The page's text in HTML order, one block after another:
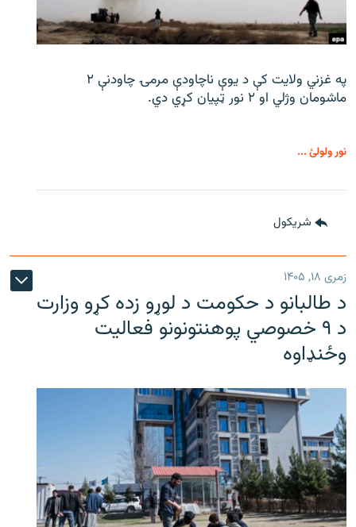
په غزني ولایت کې د یوې ناچاودې مرمۍ چاودنې ۲
ماشومان وژلي او ۲ نور ټپیان کړي دي.
نور ولولئ ...
شريکول
زمری ۱۸, ۱۴۰۵
د طالبانو د حکومت د لوړو زده کړو وزارت
د ۹ خصوصي پوهنتونونو فعالیت
وځنډاوه